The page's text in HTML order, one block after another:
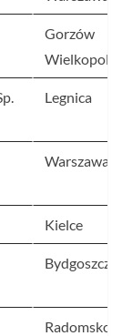
Gorzów
Legnica
Warszawa
Kielce
Bydgoszcz
Radomsko